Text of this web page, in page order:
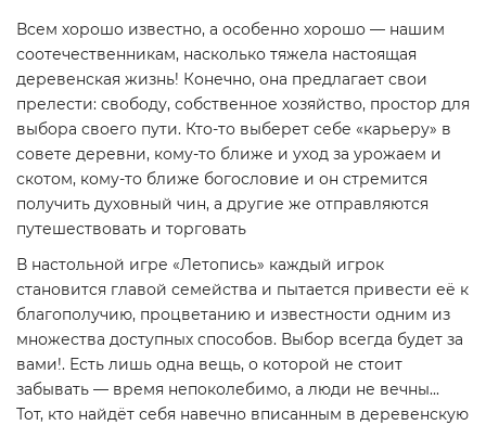
Всем хорошо известно, а особенно хорошо — нашим
соотечественникам, насколько тяжела настоящая
деревенская жизнь! Конечно, она предлагает свои
прелести: свободу, собственное хозяйство, простор для
выбора своего пути. Кто-то выберет себе «карьеру» в
совете деревни, кому-то ближе и уход за урожаем и
скотом, кому-то ближе богословие и он стремится
получить духовный чин, а другие же отправляются
путешествовать и торговать
В настольной игре «Летопись» каждый игрок
становится главой семейства и пытается привести её к
благополучию, процветанию и известности одним из
множества доступных способов. Выбор всегда будет за
вами!. Есть лишь одна вещь, о которой не стоит
забывать — время непоколебимо, а люди не вечны...
Тот, кто найдёт себя навечно вписанным в деревенскую